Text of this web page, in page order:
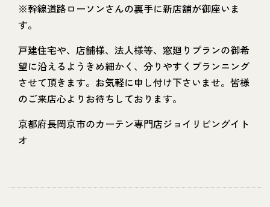
※幹線道路ローソンさんの裏手に新店舗が御座いま
す。
戸建住宅や、店舗様、法人様等、窓廻りプランの御希
望に沿えるようきめ細かく、分りやすくプランニング
させて頂きます。お気軽に申し付け下さいませ。皆様
のご来店心よりお待ちしております。
京都府長岡京市のカーテン専門店ジョイリビングイト
オ